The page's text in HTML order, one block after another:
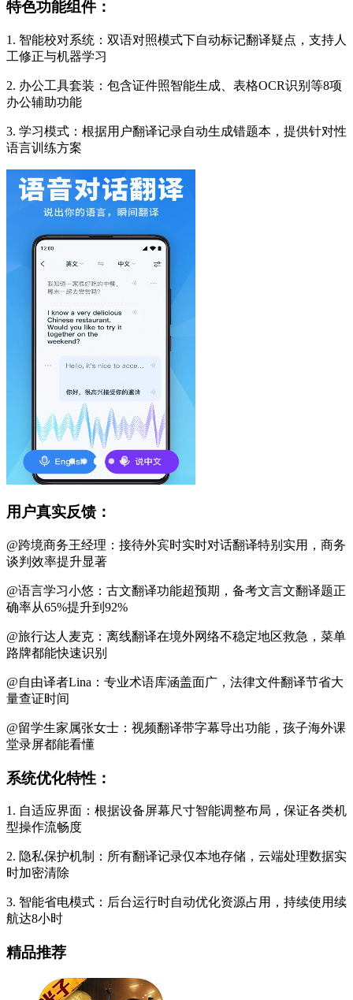
特色功能组件：
1. 智能校对系统：双语对照模式下自动标记翻译疑点，支持人
工修正与机器学习
2. 办公工具套装：包含证件照智能生成、表格OCR识别等8项
办公辅助功能
3. 学习模式：根据用户翻译记录自动生成错题本，提供针对性
语言训练方案
用户真实反馈：
@跨境商务王经理：接待外宾时实时对话翻译特别实用，商务
谈判效率提升显著
@语言学习小悠：古文翻译功能超预期，备考文言文翻译题正
确率从65%提升到92%
@旅行达人麦克：离线翻译在境外网络不稳定地区救急，菜单
路牌都能快速识别
@自由译者Lina：专业术语库涵盖面广，法律文件翻译节省大
量查证时间
@留学生家属张女士：视频翻译带字幕导出功能，孩子海外课
堂录屏都能看懂
系统优化特性：
1. 自适应界面：根据设备屏幕尺寸智能调整布局，保证各类机
型操作流畅度
2. 隐私保护机制：所有翻译记录仅本地存储，云端处理数据实
时加密清除
3. 智能省电模式：后台运行时自动优化资源占用，持续使用续
航达8小时
精品推荐